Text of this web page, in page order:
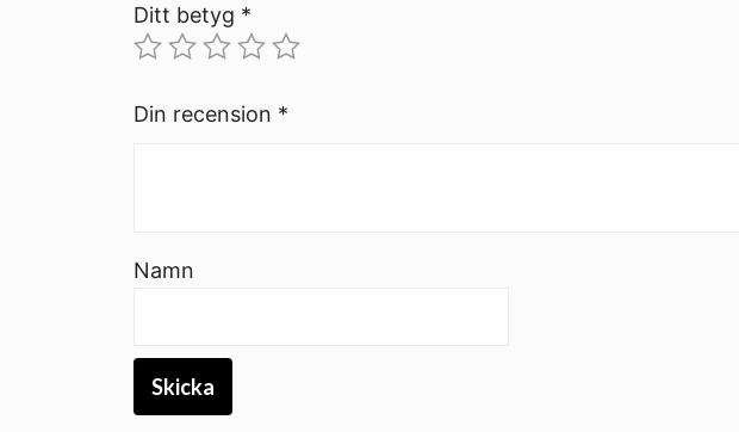
Ditt betyg *
Din recension *
Namn